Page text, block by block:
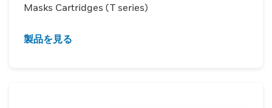
Masks Cartridges (T series)
製品を見る